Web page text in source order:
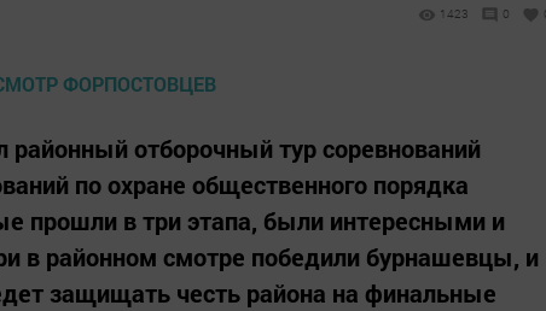
1423 0
отборочный тур соревнований
по охране общественного порядка
прошли в три этапа, были интересными и
районном смотре победили бурнашевцы, и
защищать честь района на финальные